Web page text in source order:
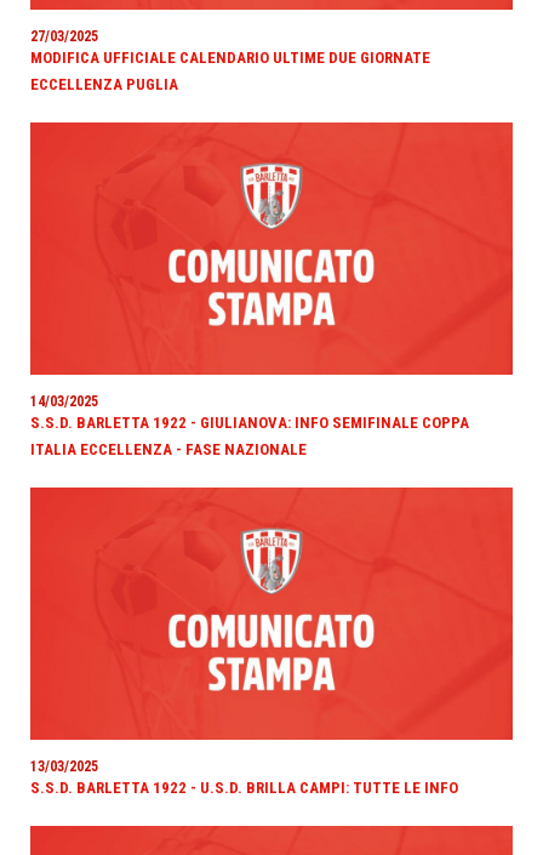
27/03/2025
MODIFICA UFFICIALE CALENDARIO ULTIME DUE GIORNATE
ECCELLENZA PUGLIA
14/03/2025
S.S.D. BARLETTA 1922 - GIULIANOVA: INFO SEMIFINALE COPPA
ITALIA ECCELLENZA - FASE NAZIONALE
13/03/2025
S.S.D. BARLETTA 1922 - U.S.D. BRILLA CAMPI: TUTTE LE INFO